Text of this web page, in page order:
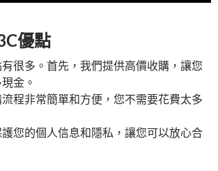
優點
很多。首先，我們提供高價收購，讓您
金。
程非常簡單和方便，您不需要花費太多
您的個人信息和隱私，讓您可以放心合